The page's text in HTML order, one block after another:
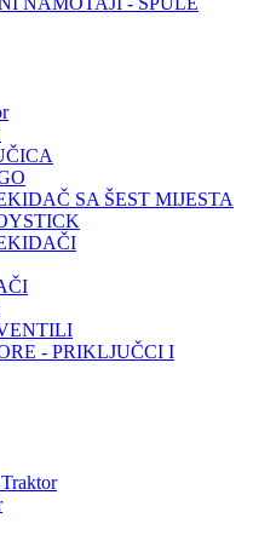
SA ŠEST MIJESTA
- PRIKLJUČCI I